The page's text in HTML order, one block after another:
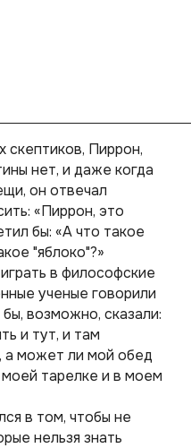
скептиков, Пиррон,
нет, и даже когда
он отвечал
«Пиррон, это
бы: «А что такое
"яблоко"?»
в философские
ученые говорили
возможно, сказали:
и тут, и там
а может ли мой обед
тарелке и в моем
в том, чтобы не
нельзя знать